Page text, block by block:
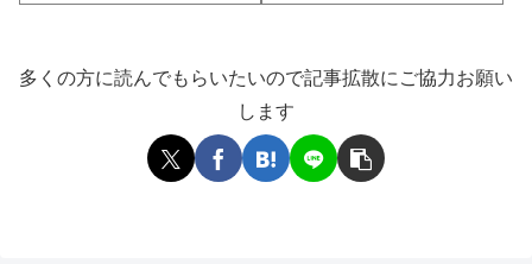
多くの方に読んでもらいたいので記事拡散にご協力お願い
します